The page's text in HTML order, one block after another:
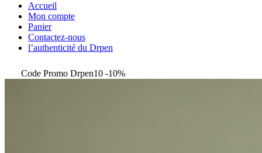
Accueil
Mon compte
Panier
Contactez-nous
l’authenticité du Drpen
Code Promo Drpen10 -10%